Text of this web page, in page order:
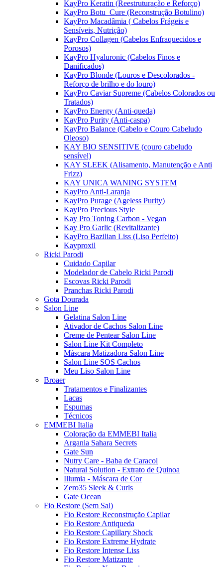
KayPro Keratin (Reestruturação e Reforço)
KayPro Botu_Cure (Reconstrução Botulino)
KayPro Macadâmia ( Cabelos Frágeis e
Sensíveis, Nutrição)
KayPro Collagen (Cabelos Enfraquecidos e
Porosos)
KayPro Hyaluronic (Cabelos Finos e
Danificados)
KayPro Blonde (Louros e Descolorados -
Reforço de brilho e do louro)
KayPro Caviar Supreme (Cabelos Colorados ou
Tratados)
KayPro Energy (Anti-queda)
KayPro Purity (Anti-caspa)
KayPro Balance (Cabelo e Couro Cabeludo
Oleoso)
KAY BIO SENSITIVE (couro cabeludo
sensível)
KAY SLEEK (Alisamento, Manutenção e Anti
Frizz)
KAY UNICA WANING SYSTEM
KayPro Anti-Laranja
KayPro Purage (Ageless Purity)
KayPro Precious Style
Kay Pro Toning Carbon - Vegan
Kay Pro Garlic (Revitalizante)
KayPro Bazilian Liss (Liso Perfeito)
Kayproxil
Ricki Parodi
Cuidado Capilar
Modelador de Cabelo Ricki Parodi
Escovas Ricki Parodi
Pranchas Ricki Parodi
Gota Dourada
Salon Line
Gelatina Salon Line
Ativador de Cachos Salon Line
Creme de Pentear Salon Line
Salon Line Kit Completo
Máscara Matizadora Salon Line
Salon Line SOS Cachos
Meu Liso Salon Line
Broaer
Tratamentos e Finalizantes
Lacas
Espumas
Técnicos
EMMEBI Italia
Coloração da EMMEBI Italia
Argania Sahara Secrets
Gate Sun
Nutry Care - Baba de Caracol
Natural Solution - Extrato de Quinoa
Illumia - Máscara de Cor
Zero35 Sleek & Curls
Gate Ocean
Fio Restore (Sem Sal)
Fio Restore Reconstrução Capilar
Fio Restore Antiqueda
Fio Restore Capillary Shock
Fio Restore Extreme Hydrate
Fio Restore Intense Liss
Fio Restore Matizante